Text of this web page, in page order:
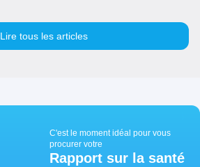
Lire tous les articles
C'est le moment idéal pour vous
procurer votre
Rapport sur la santé